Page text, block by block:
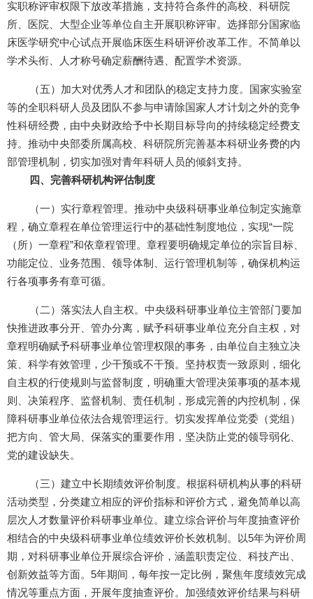
实职称评审权限下放改革措施，支持符合条件的高校、科研院
所、医院、大型企业等单位自主开展职称评审。选择部分国家临
床医学研究中心试点开展临床医生科研评价改革工作。不简单以
学术头衔、人才称号确定薪酬待遇、配置学术资源。
（五）加大对优秀人才和团队的稳定支持力度。国家实验室
等的全职科研人员及团队不参与申请除国家人才计划之外的竞争
性科研经费，由中央财政给予中长期目标导向的持续稳定经费支
持。推动中央部委所属高校、科研院所完善基本科研业务费的内
部管理机制，切实加强对青年科研人员的倾斜支持。
四、完善科研机构评估制度
（一）实行章程管理。推动中央级科研事业单位制定实施章
程，确立章程在单位管理运行中的基础性制度地位，实现“一院
（所）一章程”和依章程管理。章程要明确规定单位的宗旨目标、
功能定位、业务范围、领导体制、运行管理机制等，确保机构运
行各项事务有章可循。
（二）落实法人自主权。中央级科研事业单位主管部门要加
快推进政事分开、管办分离，赋予科研事业单位充分自主权，对
章程明确赋予科研事业单位管理权限的事务，由单位自主独立决
策、科学有效管理，少干预或不干预。坚持权责一致原则，细化
自主权的行使规则与监督制度，明确重大管理决策事项的基本规
则、决策程序、监督机制、责任机制，形成完善的内控机制，保
障科研事业单位依法合规管理运行。切实发挥单位党委（党组）
把方向、管大局、保落实的重要作用，坚决防止党的领导弱化、
党的建设缺失。
（三）建立中长期绩效评价制度。根据科研机构从事的科研
活动类型，分类建立相应的评价指标和评价方式，避免简单以高
层次人才数量评价科研事业单位。建立综合评价与年度抽查评价
相结合的中央级科研事业单位绩效评价长效机制。以5年为评价周
期，对科研事业单位开展综合评价，涵盖职责定位、科技产出、
创新效益等方面。 5年期间，每年按一定比例，聚焦年度绩效完成
情况等重点方面，开展年度抽查评价。加强绩效评价结果与科研